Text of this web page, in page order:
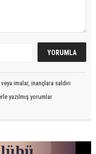
imalar, inançlara saldırı
yazılmış yorumlar